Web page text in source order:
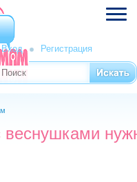
Вход Регистрация
поиска